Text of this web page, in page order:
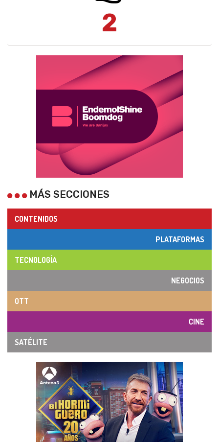
2
MÁS SECCIONES
CONTENIDOS
PLATAFORMAS
TECNOLOGÍA
NEGOCIOS
OTT
CINE
SATÉLITE